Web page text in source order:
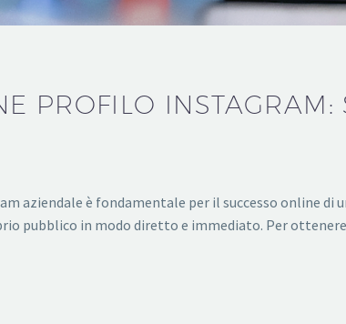
PROFILO
aziendale è fondamentale per il successo online
pubblico in modo diretto e immediato. Per